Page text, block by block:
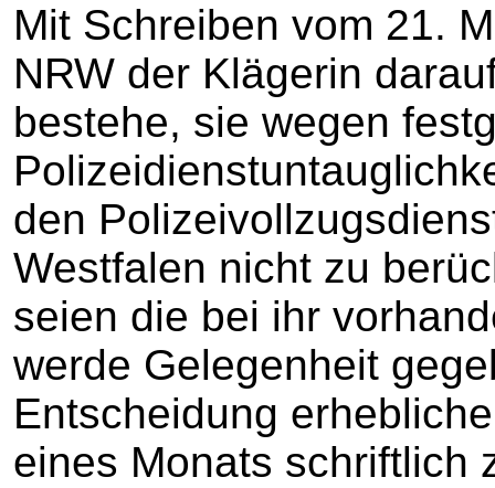
Mit Schreiben vom 21.
NRW der Klägerin
bestehe, sie wegen
den
Westfalen nicht zu
seien die bei ihr
werde Gelegenheit
Entscheidung
eines Monats schriftlich